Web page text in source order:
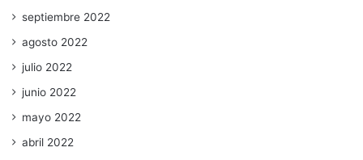
septiembre 2022
agosto 2022
julio 2022
junio 2022
mayo 2022
abril 2022